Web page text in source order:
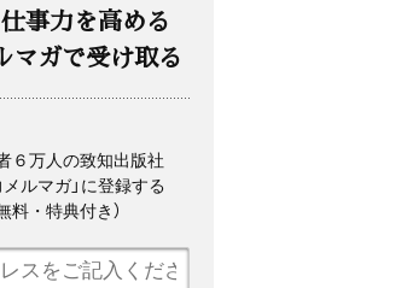
事力を高める
マガで受け取る
６万人の致知出版社
ルマガ」に登録する
料・特典付き）